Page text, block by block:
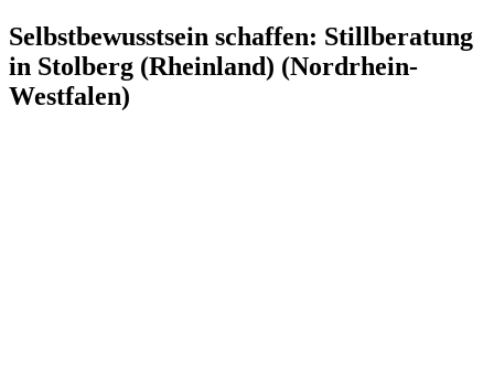
Selbstbewusstsein schaffen: Stillberatung
in Stolberg (Rheinland) (Nordrhein-
Westfalen)